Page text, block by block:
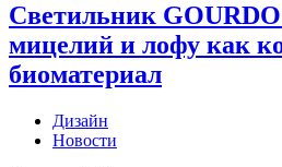
Светильник GOURDO
мицелий и лофу как
биоматериал
Дизайн
Новости